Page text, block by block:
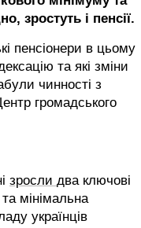
зростуть і пенсії.
пенсіонери в цьому
та які зміни
чинності з
громадського
зросли два ключові
мінімальна
українців